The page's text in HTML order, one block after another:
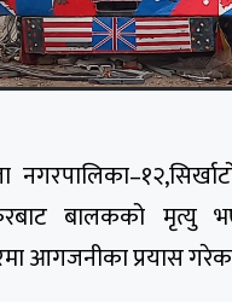
बालकको मृत्यु
आगजनीका प्रयास